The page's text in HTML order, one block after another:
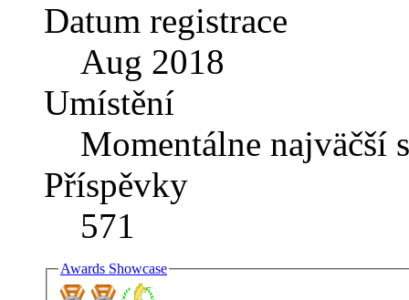
Datum registrace
Aug 2018
Umístění
Momentálne najväčší
Příspěvky
571
Awards Showcase